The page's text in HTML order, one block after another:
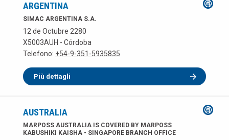
ARGENTINA
SIMAC ARGENTINA S.A.
12 de Octubre 2280
X5003AUH - Córdoba
Telefono: +54-9-351-5935835
Più dettagli
AUSTRALIA
MARPOSS AUSTRALIA IS COVERED BY MARPOSS
KABUSHIKI KAISHA - SINGAPORE BRANCH OFFICE